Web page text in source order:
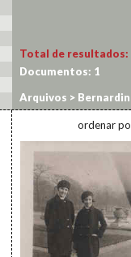
Total de resultados:
Documentos: 1
Arquivos >
ordenar